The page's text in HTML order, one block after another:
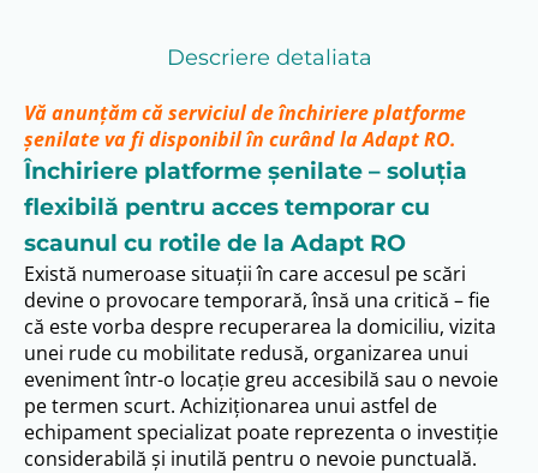
Descriere detaliata
Vă anunțăm că serviciul de închiriere platforme
șenilate va fi disponibil în curând la Adapt RO.
Închiriere platforme șenilate – soluția
flexibilă pentru acces temporar cu
scaunul cu rotile de la Adapt RO
Există numeroase situații în care accesul pe scări
devine o provocare temporară, însă una critică – fie
că este vorba despre recuperarea la domiciliu, vizita
unei rude cu mobilitate redusă, organizarea unui
eveniment într-o locație greu accesibilă sau o nevoie
pe termen scurt. Achiziționarea unui astfel de
echipament specializat poate reprezenta o investiție
considerabilă și inutilă pentru o nevoie punctuală.